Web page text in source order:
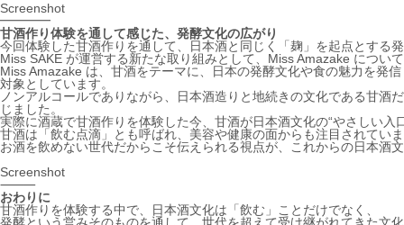
Screenshot
━━━━
甘酒作り体験を通して感じた、発酵文化の広がり
今回体験した甘酒作りを通して、日本酒と同じく「麹」を起点とする
Miss SAKE が運営する新たな取り組みとして、Miss Amazake につい
Miss Amazake は、甘酒をテーマに、日本の発酵文化や食の魅力を発
対象としています。
ノンアルコールでありながら、日本酒造りと地続きの文化である甘
じました。
実際に酒蔵で甘酒作りを体験した今、甘酒が日本酒文化の“やさしい
甘酒は「飲む点滴」とも呼ばれ、美容や健康の面からも注目されてい
お酒を飲めない世代だからこそ伝えられる視点が、これからの日本酒
Screenshot
⸻
おわりに
甘酒作りを体験する中で、日本酒文化は「飲む」ことだけでなく、